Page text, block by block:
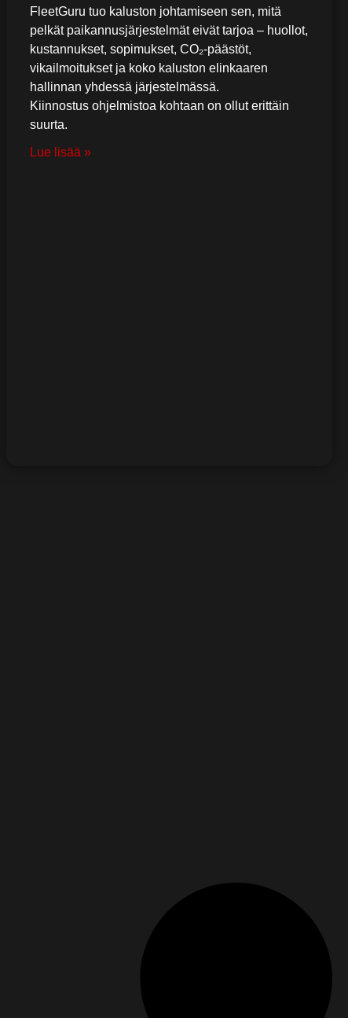
FleetGuru tuo kaluston johtamiseen sen, mitä
pelkät paikannusjärjestelmät eivät tarjoa – huollot,
kustannukset, sopimukset, CO₂-päästöt,
vikailmoitukset ja koko kaluston elinkaaren
hallinnan yhdessä järjestelmässä.
Kiinnostus ohjelmistoa kohtaan on ollut erittäin
suurta.
Lue lisää »